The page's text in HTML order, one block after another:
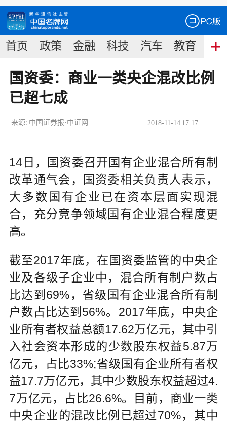
首页 政策 金融 科技 汽车 教育 食
国资委：商业一类央企混改比例
已超七成
2018-11-14 17:17
来源: 中国证券报·中证网
14日，国资委召开国有企业混合所有制
改革通气会，国资委相关负责人表示，
大多数国有企业已在资本层面实现混
合，充分竞争领域国有企业混合程度更
高。
截至2017年底，在国资委监管的中央企
业及各级子企业中，混合所有制户数占
比达到69%，省级国有企业混合所有制
户数占比达到56%。2017年底，中央企
业所有者权益总额17.62万亿元，其中引
入社会资本形成的少数股东权益5.87万
亿元，占比33%;省级国有企业所有者权
益17.7万亿元，其中少数股东权益超过4.
7万亿元，占比26.6%。目前，商业一类
中央企业的混改比例已超过70%，其中